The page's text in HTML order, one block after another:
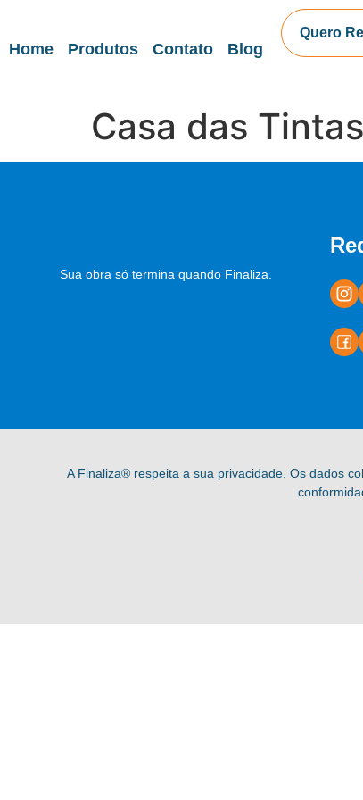
Home Produtos Contato Blog
Quero
Casa das Tintas
Sua obra só termina quando Finaliza.
A Finaliza® respeita a sua privacidade. Os dados